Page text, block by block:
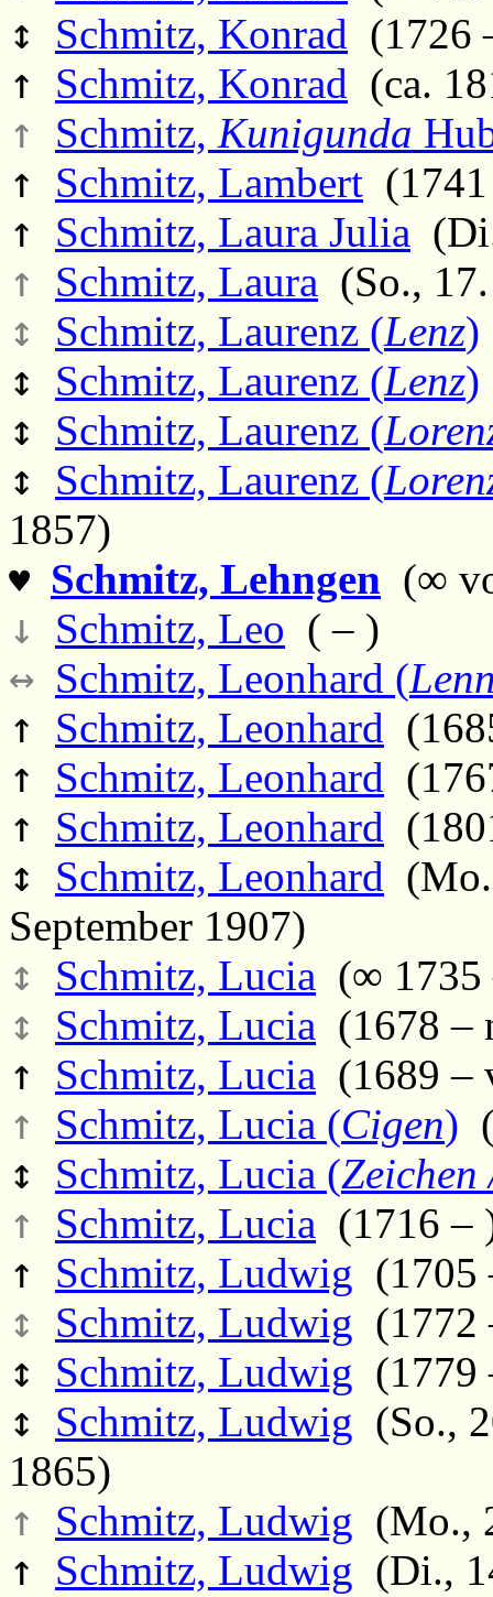
↕ Schmitz, Konrad (1726
↑ Schmitz, Konrad (ca.
↑ Schmitz, Kunigunda
↑ Schmitz, Lambert
↑ Schmitz, Laura Julia
↑ Schmitz, Laura (So.,
↕ Schmitz, Laurenz (Lenz)
↕ Schmitz, Laurenz (Lenz)
↕ Schmitz, Laurenz (
↕ Schmitz, Laurenz (
1857)
♥ Schmitz, Lehngen (∞
↓ Schmitz, Leo ( – )
↔ Schmitz, Leonhard (
↑ Schmitz, Leonhard
↑ Schmitz, Leonhard
↑ Schmitz, Leonhard
↕ Schmitz, Leonhard
September 1907)
↕ Schmitz, Lucia (∞ 1735
↕ Schmitz, Lucia (1678 –
↑ Schmitz, Lucia (1689 –
↑ Schmitz, Lucia (Cigen)
↕ Schmitz, Lucia (Zeichen
↑ Schmitz, Lucia (1716 –
↑ Schmitz, Ludwig (1705
↕ Schmitz, Ludwig (1772
↕ Schmitz, Ludwig (1779
↕ Schmitz, Ludwig (So.,
1865)
↑ Schmitz, Ludwig (Mo.,
↑ Schmitz, Ludwig (Di.,